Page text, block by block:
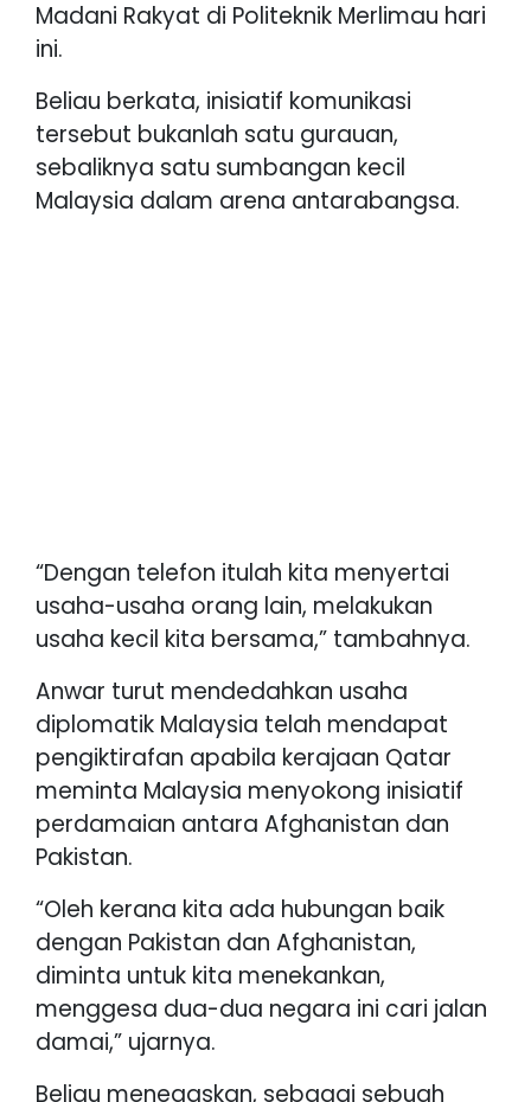
Madani Rakyat di Politeknik Merlimau hari
ini.
Beliau berkata, inisiatif komunikasi
tersebut bukanlah satu gurauan,
sebaliknya satu sumbangan kecil
Malaysia dalam arena antarabangsa.
“Dengan telefon itulah kita menyertai
usaha-usaha orang lain, melakukan
usaha kecil kita bersama,” tambahnya.
Anwar turut mendedahkan usaha
diplomatik Malaysia telah mendapat
pengiktirafan apabila kerajaan Qatar
meminta Malaysia menyokong inisiatif
perdamaian antara Afghanistan dan
Pakistan.
“Oleh kerana kita ada hubungan baik
dengan Pakistan dan Afghanistan,
diminta untuk kita menekankan,
menggesa dua-dua negara ini cari jalan
damai,” ujarnya.
Beliau menegaskan, sebagai sebuah